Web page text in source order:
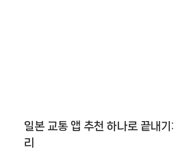
일본 교통 앱 추천 하나로 끝내
리